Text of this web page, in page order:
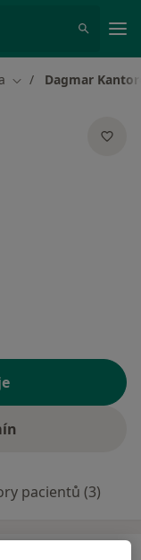
Změna města
Dagmar
pacientů (3)